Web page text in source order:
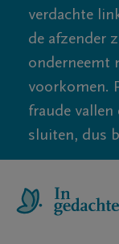
verdachte
de afzender
onderneemt
voorkomen.
fraude
sluiten, dus